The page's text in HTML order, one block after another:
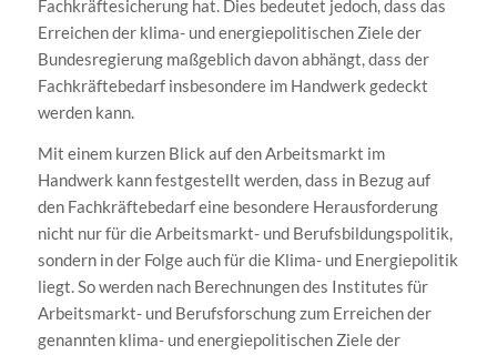
Fachkräftesicherung hat. Dies bedeutet jedoch, dass das
Erreichen der klima- und energiepolitischen Ziele der
Bundesregierung maßgeblich davon abhängt, dass der
Fachkräftebedarf insbesondere im Handwerk gedeckt
werden kann.
Mit einem kurzen Blick auf den Arbeitsmarkt im
Handwerk kann festgestellt werden, dass in Bezug auf
den Fachkräftebedarf eine besondere Herausforderung
nicht nur für die Arbeitsmarkt- und Berufsbildungspolitik,
sondern in der Folge auch für die Klima- und Energiepolitik
liegt. So werden nach Berechnungen des Institutes für
Arbeitsmarkt- und Berufsforschung zum Erreichen der
genannten klima- und energiepolitischen Ziele der